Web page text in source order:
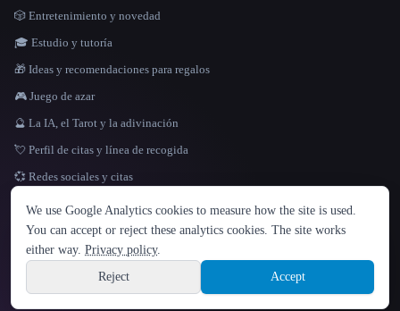
IDIOMA
English español Français Русский 简体中文
Hindi
Sign up
🎲 Entretenimiento y novedad
🎓 Estudio y tutoría
🎁 Ideas y recomendaciones para regalos
🎮 Juego de azar
🔮 La IA, el Tarot y la adivinación
💘 Perfil de citas y línea de recogida
💞 Redes sociales y citas
Site information
© 2026 That AI Collection. Todos los derechos reservados.
política de privacidad·
build de3d624c
We use Google Analytics cookies to measure how the site is used.
You can accept or reject these analytics cookies. The site works
either way. Privacy policy.
Reject
Accept